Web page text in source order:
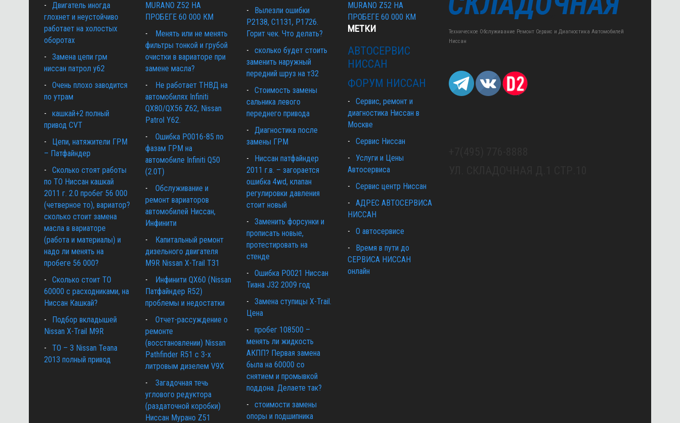
Двигатель иногда
глохнет и неустойчиво
работает на холостых
оборотах
Замена цепи грм
ниссан патрол y62
Очень плохо заводится
по утрам
кашкай+2 полный
привод CVT
Цепи, натяжители ГРМ
– Патфайндер
Сколько стоят работы
по ТО Ниссан кашкай
2011 г. 2.0 пробег 56 000
(четверное то), вариатор?
сколько стоит замена
масла в вариаторе
(работа и материалы) и
надо ли менять на
пробеге 56 000?
Сколько стоит ТО
60000 с расходниками, на
Ниссан Кашкай?
Подбор вкладышей
Nissan X-Trail M9R
ТО – 3 Nissan Teana
2013 полный привод
MURANO Z52 НА
ПРОБЕГЕ 60 000 КМ
Менять или не менять
фильтры тонкой и грубой
очистки в вариаторе при
замене масла?
Не работает ТНВД на
автомобилях Infiniti
QX80/QX56 Z62, Nissan
Patrol Y62.
Ошибка P0016-85 по
фазам ГРМ на
автомобиле Infiniti Q50
(2.0T)
Обслуживание и
ремонт вариаторов
автомобилей Ниссан,
Инфинити
Капитальный ремонт
дизельного двигателя
M9R Nissan X-Trail T31
Инфинити QX60 (Nissan
Патфайндер R52)
проблемы и недостатки
Отчет-рассуждение о
ремонте
(восстановлении) Nissan
Pathfinder R51 c 3-х
литровым дизелем V9X
Загадочная течь
углового редуктора
(раздаточной коробки)
Ниссан Мурано Z51
Вылезли ошибки
Р2138, С1131, Р1726.
Горит чек. Что делать?
сколько будет стоить
заменить наружный
передний шруз на т32
Cтоимость замены
сальника левого
переднего привода
Диагностика после
замены ГРМ
Ниссан патфайндер
2011 г.в. – загорается
ошибка 4wd, клапан
регулировки давления
стоит новый
Заменить форсунки и
прописать новые,
протестировать на
стенде
Ошибка Р0021 Ниссан
Тиана J32 2009 год
Замена ступицы X-Trail.
Цена
пробег 108500 –
менять ли жидкость
АКПП? Первая замена
была на 60000 со
снятием и промывкой
поддона. Делаете так?
стоимости замены
опоры и подшипника
MURANO Z52 НА
ПРОБЕГЕ 60 000 КМ
МЕТКИ
АВТОСЕРВИС
НИССАН
ФОРУМ НИССАН
Сервис, ремонт и
диагностика Ниссан в
Москве
Сервис Ниссан
Услуги и Цены
Автосервиса
Сервис центр Ниссан
АДРЕС АВТОСЕРВИСА
НИССАН
О автосервисе
Время в пути до
СЕРВИСА НИССАН
онлайн
Техническое Обслуживание Ремонт Сервис и Диагностика Автомобилей
Ниссан